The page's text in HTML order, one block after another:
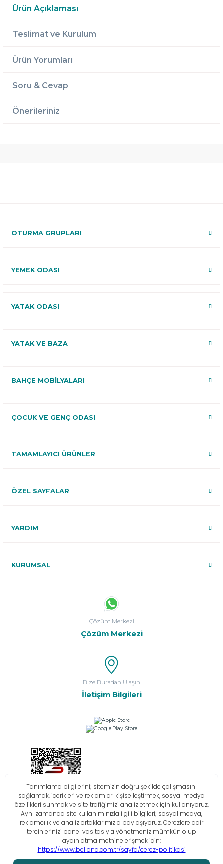
Ürün Açıklaması
Teslimat ve Kurulum
Ürün Yorumları
Soru & Cevap
Önerileriniz
OTURMA GRUPLARI
YEMEK ODASI
YATAK ODASI
YATAK VE BAZA
BAHÇE MOBİLYALARI
ÇOCUK VE GENÇ ODASI
TAMAMLAYICI ÜRÜNLER
ÖZEL SAYFALAR
YARDIM
KURUMSAL
Çözüm Merkezi
Çözüm Merkezi
Bize Buradan Ulaşın
İletişim Bilgileri
Bilgi Toplumu Hizmetleri KVKK Çerez Politikası İşlem Rehberi